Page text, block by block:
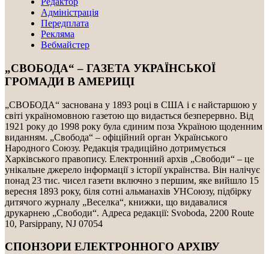
Адміністрація
Передплата
Рекляма
Вебмайстер
„СВОБОДА“ – ГАЗЕТА УКРАЇНСЬКОЇ
ГРОМАДИ В АМЕРИЦІ
„СВОБОДА“ заснована у 1893 році в США і є найстаршою у
світі україномовною газетою що видається безперервно. Від
1921 року до 1998 року була єдиним поза Україною щоденним
виданням. „Свобода“ – офіційний орган Українського
Народного Союзу. Редакція традиційно дотримується
Харківського правопису. Електронний архів „Свободи“ – це
унікальне джерело інформації з історії українства. Він налічує
понад 23 тис. чисел газети включно з першим, яке вийшло 15
вересня 1893 року, біля сотні альманахів УНСоюзу, підбірку
дитячого журналу „Веселка“, книжки, що видавалися
друкарнею „Свободи“. Адреса редакції: Svoboda, 2200 Route
10, Parsippany, NJ 07054
СПОНЗОРИ ЕЛЕКТРОННОГО АРХІВУ